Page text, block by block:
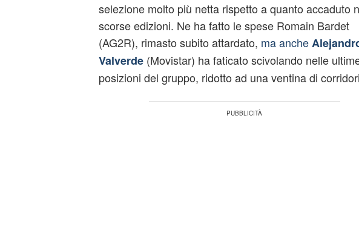
selezione molto più netta rispetto a quanto accaduto
scorse edizioni. Ne ha fatto le spese Romain Bardet
(AG2R), rimasto subito attardato, ma anche
Valverde (Movistar) ha faticato scivolando nelle
posizioni del gruppo, ridotto ad una ventina di